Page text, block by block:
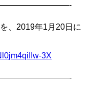
、2019年1月20日に
3X